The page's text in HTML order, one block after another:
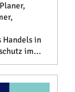
Handels in
im...